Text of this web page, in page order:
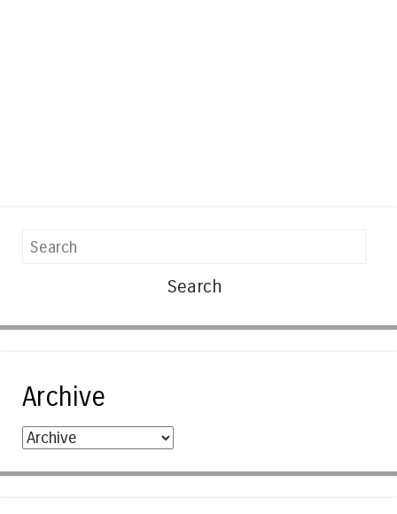
Search
Archive